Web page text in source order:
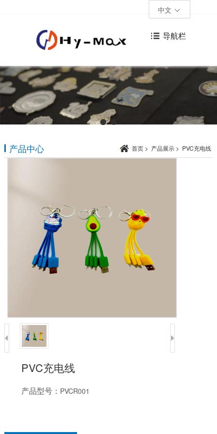
中文
导航栏
产品中心 首页 > 产品展示 > PVC充电线
PVC充电线
产品型号： PVCR001